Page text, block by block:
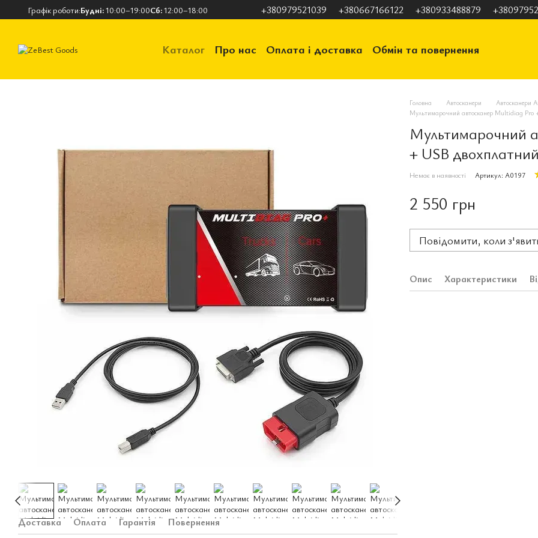
Перейти до основного контенту
Графік роботи:Будні:10:00–19:00Сб:12:00–18:00 +380979521039 +380667166122 +380933488879
Каталог Про нас Оплата і доставка
Обмін та повернення
Доставка Оплата Гарантія Повернення
Головна Автосканери
Автосканери
Мультимарочний автосканер Multidiag Pro
Мультимарочний
+ USB
Немає в наявності Артикул: A0197
2 550 грн
Повідомити, коли
Опис Характеристики